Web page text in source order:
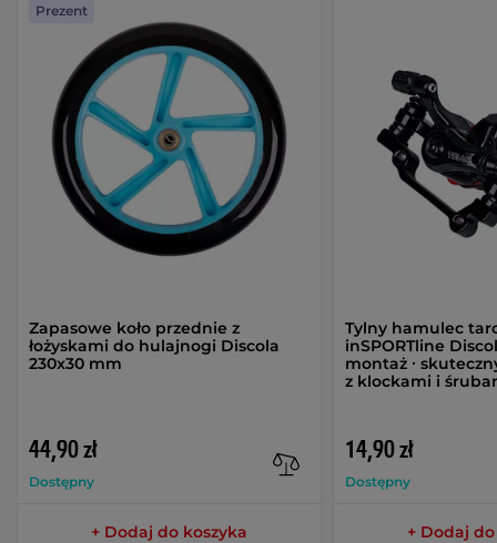
Zapasowe koło przednie z
łożyskami do hulajnogi Discola
230x30 mm
44,90 zł
Dostępny
Prezent
+ Dodaj do koszyka
Tylny hamulec
inSPORTline
montaż ∙
z klockami i
14,90 zł
Dostępny
+ Dodaj